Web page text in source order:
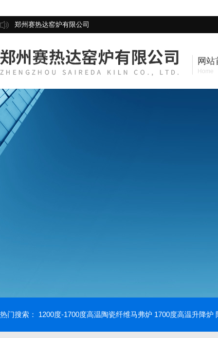
郑州赛热达窑炉有限公司
网站
Home
热门搜索： 1200度-1700度高温陶瓷纤维马弗炉 1700度高温升降炉